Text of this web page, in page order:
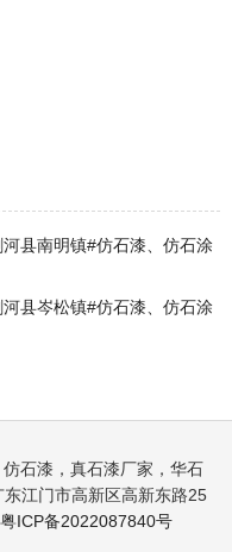
县南明镇#仿石漆、仿石涂
县岑松镇#仿石漆、仿石涂
石漆，真石漆厂家，华石
江门市高新区高新东路25
粤ICP备2022087840号